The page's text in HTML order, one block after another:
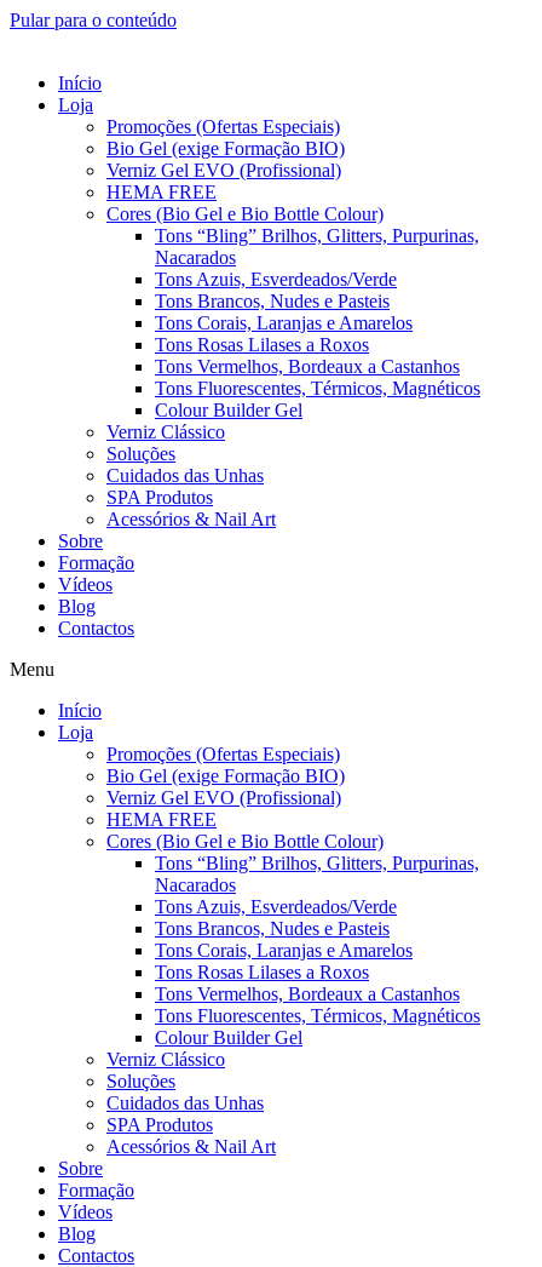
Pular para o conteúdo
Início
Loja
Promoções (Ofertas Especiais)
Bio Gel (exige Formação BIO)
Verniz Gel EVO (Profissional)
HEMA FREE
Cores (Bio Gel e Bio Bottle Colour)
Tons “Bling” Brilhos, Glitters, Purpurinas,
Nacarados
Tons Azuis, Esverdeados/Verde
Tons Brancos, Nudes e Pasteis
Tons Corais, Laranjas e Amarelos
Tons Rosas Lilases a Roxos
Tons Vermelhos, Bordeaux a Castanhos
Tons Fluorescentes, Térmicos, Magnéticos
Colour Builder Gel
Verniz Clássico
Soluções
Cuidados das Unhas
SPA Produtos
Acessórios & Nail Art
Sobre
Formação
Vídeos
Blog
Contactos
Menu
Início
Loja
Promoções (Ofertas Especiais)
Bio Gel (exige Formação BIO)
Verniz Gel EVO (Profissional)
HEMA FREE
Cores (Bio Gel e Bio Bottle Colour)
Tons “Bling” Brilhos, Glitters, Purpurinas,
Nacarados
Tons Azuis, Esverdeados/Verde
Tons Brancos, Nudes e Pasteis
Tons Corais, Laranjas e Amarelos
Tons Rosas Lilases a Roxos
Tons Vermelhos, Bordeaux a Castanhos
Tons Fluorescentes, Térmicos, Magnéticos
Colour Builder Gel
Verniz Clássico
Soluções
Cuidados das Unhas
SPA Produtos
Acessórios & Nail Art
Sobre
Formação
Vídeos
Blog
Contactos